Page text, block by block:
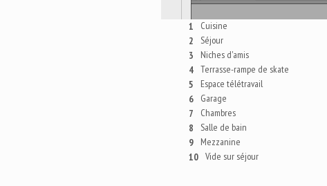
1
Cuisine
2
Séjour
3
Niches d'amis
4 Terrasse-rampe de skate
5
Espace télétravail
6
Garage
7
Chambres
8
Salle de bain
9
Mezzanine
10 Vide sur séjour